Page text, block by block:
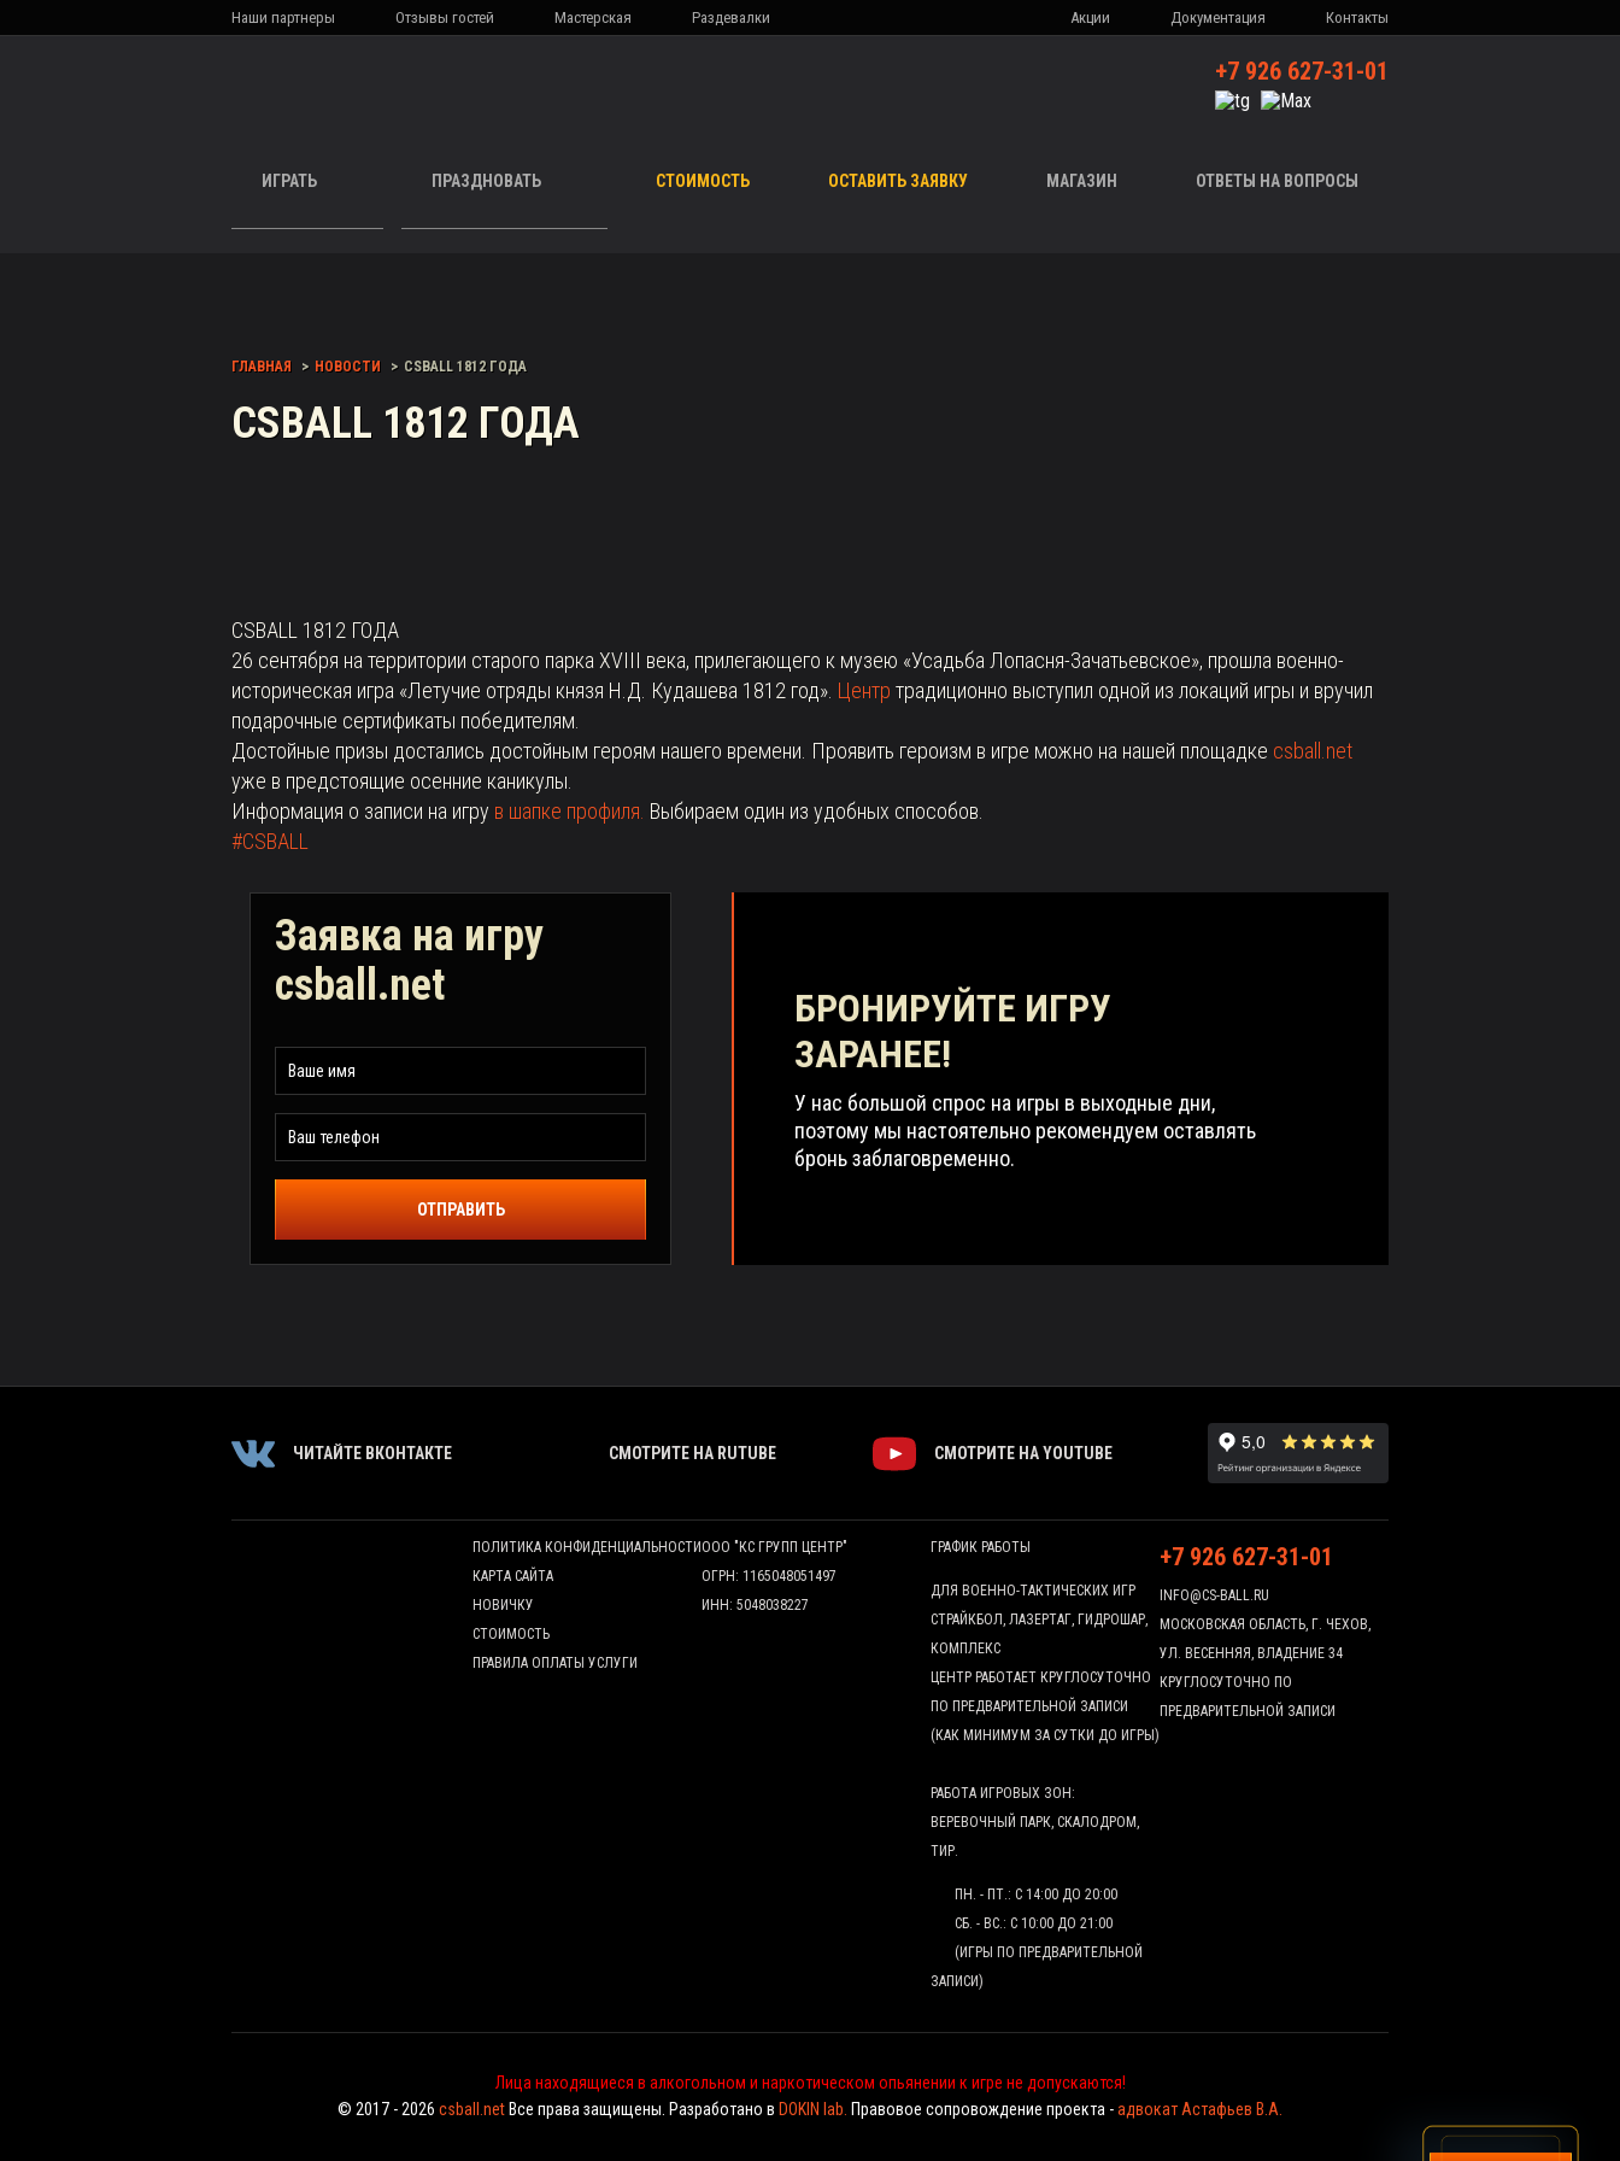
Наши партнеры Отзывы гостей Мастерская Раздевалки Акции Документация Контакты
ИГРАТЬ ПРАЗДНОВАТЬ СТОИМОСТЬ ОСТАВИТЬ ЗАЯВКУ МАГАЗИН ОТВЕТЫ НА ВОПРОСЫ
+7 926 627-31-01
ГЛАВНАЯ НОВОСТИ CSBALL 1812 ГОДА
CSBALL 1812 ГОДА
CSBALL 1812 ГОДА
26 сентября на территории старого парка XVIII века, прилегающего к музею «Усадьба Лопасня-Зачатьевское», прошла военно-
историческая игра «Летучие отряды князя Н.Д. Кудашева 1812 год». Центр традиционно выступил одной из локаций игры и вручил
подарочные сертификаты победителям.
Достойные призы достались достойным героям нашего времени. Проявить героизм в игре можно на нашей площадке csball.net
уже в предстоящие осенние каникулы.
Информация о записи на игру в шапке профиля. Выбираем один из удобных способов.
#CSBALL
Заявка на игру
csball.net
ОТПРАВИТЬ
БРОНИРУЙТЕ ИГРУ
ЗАРАНЕЕ!
У нас большой спрос на игры в выходные дни,
поэтому мы настоятельно рекомендуем оставлять
бронь заблаговременно.
ЧИТАЙТЕ ВКОНТАКТЕ СМОТРИТЕ НА RUTUBE СМОТРИТЕ НА YOUTUBE
ПОЛИТИКА КОНФИДЕНЦИАЛЬНОСТИ
КАРТА САЙТА
НОВИЧКУ
СТОИМОСТЬ
ПРАВИЛА ОПЛАТЫ УСЛУГИ
ООО "КС ГРУПП ЦЕНТР"
ОГРН: 1165048051497
ИНН: 5048038227
ГРАФИК РАБОТЫ
ДЛЯ ВОЕННО-ТАКТИЧЕСКИХ ИГР
СТРАЙКБОЛ, ЛАЗЕРТАГ, ГИДРОШАР,
КОМПЛЕКС
ЦЕНТР РАБОТАЕТ КРУГЛОСУТОЧНО
ПО ПРЕДВАРИТЕЛЬНОЙ ЗАПИСИ
(КАК МИНИМУМ ЗА СУТКИ ДО ИГРЫ)
РАБОТА ИГРОВЫХ ЗОН:
ВЕРЕВОЧНЫЙ ПАРК, СКАЛОДРОМ,
ТИР.
ПН. - ПТ.: С 14:00 ДО 20:00
СБ. - ВС.: С 10:00 ДО 21:00
(ИГРЫ ПО ПРЕДВАРИТЕЛЬНОЙ
ЗАПИСИ)
+7 926 627-31-01
INFO@CS-BALL.RU
МОСКОВСКАЯ ОБЛАСТЬ, Г. ЧЕХОВ,
УЛ. ВЕСЕННЯЯ, ВЛАДЕНИЕ 34
КРУГЛОСУТОЧНО ПО
ПРЕДВАРИТЕЛЬНОЙ ЗАПИСИ
Лица находящиеся в алкогольном и наркотическом опьянении к игре не допускаются!
© 2017 - 2026 csball.net Все права защищены. Разработано в DOKIN lab. Правовое сопровождение проекта -адвокат Астафьев В.А.